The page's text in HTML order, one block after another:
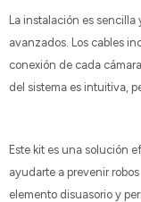
La instalación es
avanzados. Los cables
conexión de cada
del sistema es intuitiva,
Este kit es una solución
ayudarte a prevenir
elemento disuasorio y